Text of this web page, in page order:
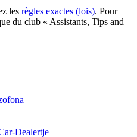
les règles exactes (lois). Pour
du club « Assistants, Tips and